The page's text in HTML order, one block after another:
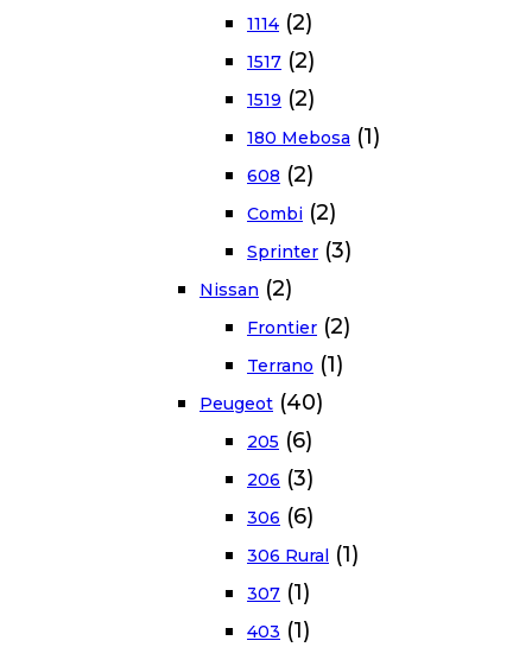
1114 (2)
1517 (2)
1519 (2)
180 Mebosa (1)
608 (2)
Combi (2)
Sprinter (3)
Nissan (2)
Frontier (2)
Terrano (1)
Peugeot (40)
205 (6)
206 (3)
306 (6)
306 Rural (1)
307 (1)
403 (1)